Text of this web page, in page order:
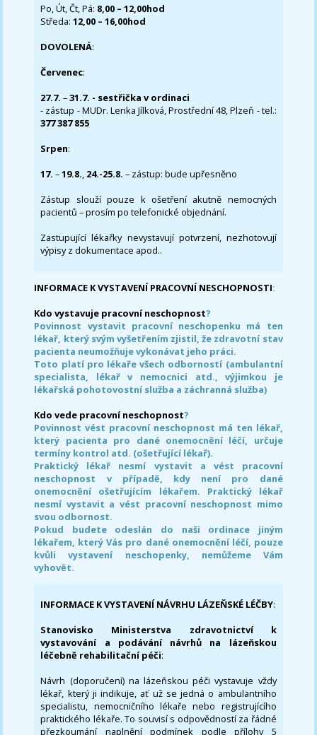
Po, Út, Čt, Pá: 8,00 – 12,00hod
Středa:12,00 – 16,00hod
DOVOLENÁ:
Červenec:
27.7.–31.7. - sestřička v ordinaci
- zástup - MUDr. Lenka Jílková, Prostřední 48, Plzeň - tel.:
377 387 855
Srpen:
17. –19.8., 24.-25.8. – zástup: bude upřesněno
Zástup slouží pouze k ošetření akutně nemocných
pacientů – prosím po telefonické objednání.
Zastupující lékařky nevystavují potvrzení, nezhotovují
výpisy z dokumentace apod..
INFORMACE K VYSTAVENÍ PRACOVNÍ NESCHOPNOSTI:
Kdo vystavuje pracovní neschopnost?
Povinnost vystavit pracovní neschopenku má ten
lékař, který svým vyšetřením zjistil, že zdravotní stav
pacienta neumožňuje vykonávat jeho práci.
Toto platí pro lékaře všech odborností (ambulantní
specialista, lékař v nemocnici atd., výjimkou je
lékařská pohotovostní služba a záchranná služba)
Kdo vede pracovní neschopnost?
Povinnost vést pracovní neschopnost má ten lékař,
který pacienta pro dané onemocnění léčí, určuje
termíny kontrol atd. (ošetřující lékař).
Praktický lékař nesmí vystavit a vést pracovní
neschopnost v případě, kdy není pro dané
onemocnění ošetřujícím lékařem. Praktický lékař
nesmí vystavit a vést pracovní neschopnost mimo
svou odbornost.
Pokud budete odeslán do naši ordinace jiným
lékařem, který Vás pro dané onemocnění léčí, pouze
kvůli vystavení neschopenky, nemůžeme Vám
vyhovět.
INFORMACE K VYSTAVENÍ NÁVRHU LÁZEŇSKÉ LÉČBY:
Stanovisko Ministerstva zdravotnictví k
vystavování a podávání návrhů na lázeňskou
léčebně rehabilitační péči:
Návrh (doporučení) na lázeňskou péči vystavuje vždy
lékař, který ji indikuje, ať už se jedná o ambulantního
specialistu, nemocničního lékaře nebo registrujícího
praktického lékaře. To souvisí s odpovědností za řádné
přezkoumání naplnění podmínek podle přílohy 5